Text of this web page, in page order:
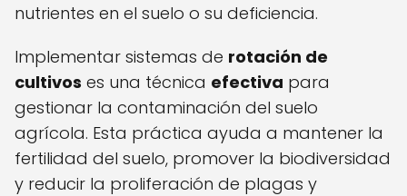
nutrientes en el suelo o su deficiencia.
Implementar sistemas de rotación de
cultivos es una técnica efectiva para
gestionar la contaminación del suelo
agrícola. Esta práctica ayuda a mantener la
fertilidad del suelo, promover la biodiversidad
y reducir la proliferación de plagas y